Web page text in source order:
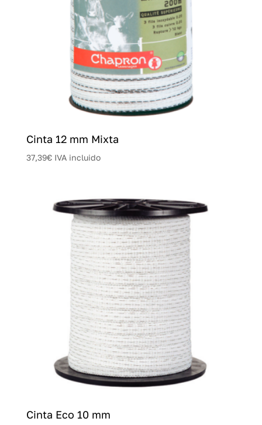
Cinta 12 mm Mixta
37,39€ IVA incluido
Cinta Eco 10 mm